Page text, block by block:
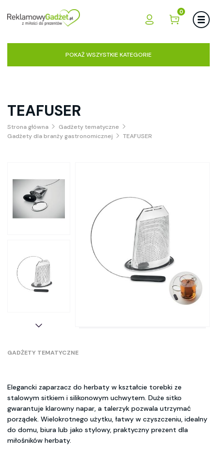
0
POKAŻ WSZYSTKIE KATEGORIE
TEAFUSER
Strona główna
Gadżety tematyczne
Gadżety dla branży gastronomicznej
TEAFUSER
GADŻETY TEMATYCZNE
Elegancki zaparzacz do herbaty w kształcie torebki ze
stalowym sitkiem i silikonowym uchwytem. Duże sitko
gwarantuje klarowny napar, a talerzyk pozwala utrzymać
porządek. Wielokrotnego użytku, łatwy w czyszczeniu, idealny
do domu, biura lub jako stylowy, praktyczny prezent dla
miłośników herbaty.